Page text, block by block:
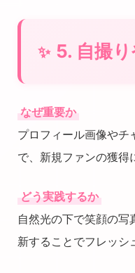
5. 自撮
なぜ重要か
プロフィール画像やチ
で、新規ファンの獲得
どう実践するか
自然光の下で笑顔の
新することでフレッシ